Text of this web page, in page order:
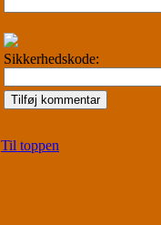
Sikkerhedskode:
Til toppen